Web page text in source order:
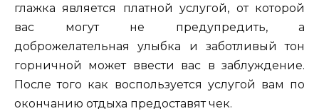
глажка является платной услугой, от которой
вас могут не предупредить, а
доброжелательная улыбка и заботливый тон
горничной может ввести вас в заблуждение.
После того как воспользуется услугой вам по
окончанию отдыха предоставят чек.